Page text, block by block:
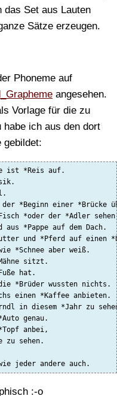
das Set aus Lauten
Sätze erzeugen.
Phoneme auf
angesehen.
Vorlage für die zu
habe ich aus den dort
gebildet:
ist *Reis auf.
*Beginn einer *Brücke
*oder der *Adler
*Pappe auf dem Dach.
und *Pferd auf einen
*Schnee aber weiß.
sitzt.
hat.
*Brüder wussten nichts.
einen *Kaffee anbieten.
in diesem *Jahr zu
genau.
anbei,
zu sehen.
jeder andere auch.
:-o